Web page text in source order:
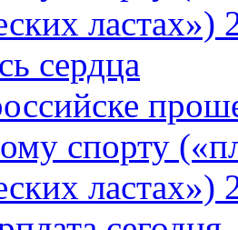
сердца
спорту
ластах»)